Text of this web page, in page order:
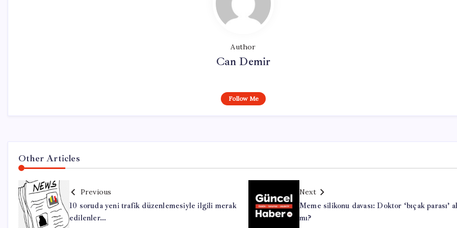
Author
Can Demir
Follow Me
Other Articles
Previous
10 soruda yeni trafik düzenlemesiyle ilgili merak
edilenler…
Next
Meme silikonu davası: Doktor ‘bıçak parası’
mı?